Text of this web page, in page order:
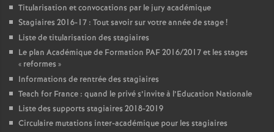
Titularisation et convocations par le jury académique
Stagiaires 2016-17 : Tout savoir sur votre année de stage!
Liste de titularisation des stagiaires
Le plan Académique de Formation PAF2016/2017 et les stages
« reformes »
Informations de rentrée des stagiaires
Teach for France : quand le privé s’invite à l’Education Nationale
Liste des supports stagiaires 2018-2019
Circulaire mutations inter-académique pour les stagiaires